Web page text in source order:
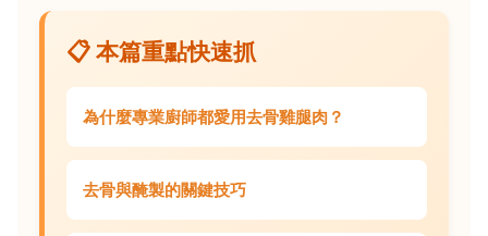
📋 本篇重點快速抓
為什麼專業廚師都愛用去骨雞腿肉？
去骨與醃製的關鍵技巧